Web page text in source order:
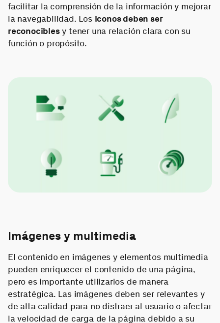
facilitar la comprensión de la información y mejorar
la navegabilidad. Los iconos deben ser
reconociblesy tener una relación clara con su
función o propósito.
Imágenes y multimedia
El contenido en imágenes y elementos multimedia
pueden enriquecer el contenido de una página,
pero es importante utilizarlos de manera
estratégica. Las imágenes deben ser relevantes y
de alta calidad para no distraer al usuario o afectar
la velocidad de carga de la página debido a su